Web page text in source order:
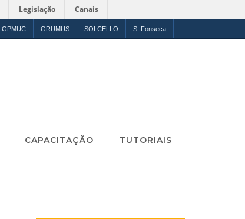
Legislação Canais
GPMUC GRUMUS SOLCELLO S. Fonseca
CAPACITAÇÃO TUTORIAIS